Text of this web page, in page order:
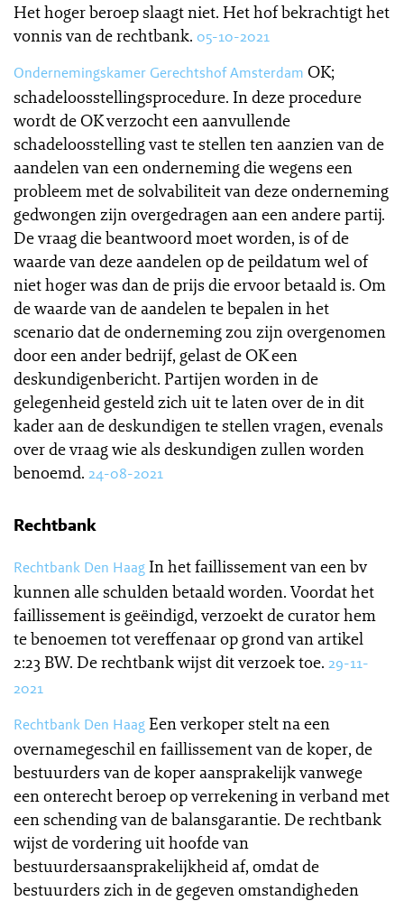
Het hoger beroep slaagt niet. Het hof bekrachtigt het
vonnis van de rechtbank. 05-10-2021
Ondernemingskamer Gerechtshof Amsterdam OK;
schadeloosstellingsprocedure. In deze procedure
wordt de OK verzocht een aanvullende
schadeloosstelling vast te stellen ten aanzien van de
aandelen van een onderneming die wegens een
probleem met de solvabiliteit van deze onderneming
gedwongen zijn overgedragen aan een andere partij.
De vraag die beantwoord moet worden, is of de
waarde van deze aandelen op de peildatum wel of
niet hoger was dan de prijs die ervoor betaald is. Om
de waarde van de aandelen te bepalen in het
scenario dat de onderneming zou zijn overgenomen
door een ander bedrijf, gelast de OK een
deskundigenbericht. Partijen worden in de
gelegenheid gesteld zich uit te laten over de in dit
kader aan de deskundigen te stellen vragen, evenals
over de vraag wie als deskundigen zullen worden
benoemd. 24-08-2021
Rechtbank
Rechtbank Den HaagIn het faillissement van een bv
kunnen alle schulden betaald worden. Voordat het
faillissement is geëindigd, verzoekt de curator hem
te benoemen tot vereffenaar op grond van artikel
2:23 BW. De rechtbank wijst dit verzoek toe. 29-11-
2021
Rechtbank Den HaagEen verkoper stelt na een
overnamegeschil en faillissement van de koper, de
bestuurders van de koper aansprakelijk vanwege
een onterecht beroep op verrekening in verband met
een schending van de balansgarantie. De rechtbank
wijst de vordering uit hoofde van
bestuurdersaansprakelijkheid af, omdat de
bestuurders zich in de gegeven omstandigheden